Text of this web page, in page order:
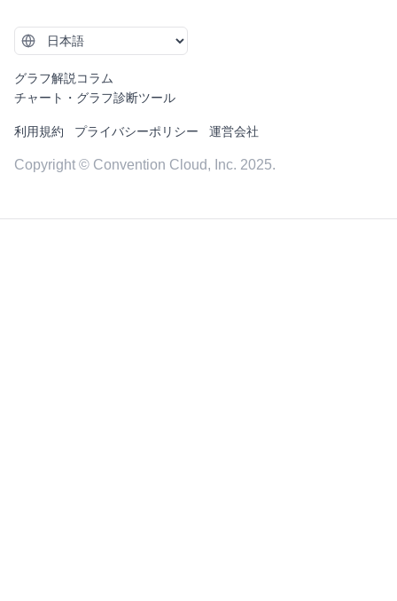
グラフ解説コラム
チャート・グラフ診断ツール
利用規約 プライバシーポリシー 運営会社
Copyright © Convention Cloud, Inc. 2025.